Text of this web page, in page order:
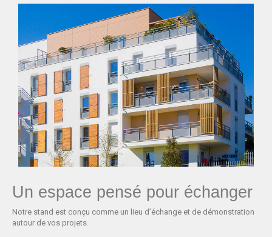
Un espace pensé pour échanger
Notre stand est conçu comme un lieu d’échange et de démonstration
autour de vos projets.